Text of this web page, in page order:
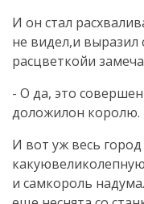
И он стал
не видел,и выразил
расцветкойи
- О да, это
доложилон королю.
И вот уж весь
и самкороль